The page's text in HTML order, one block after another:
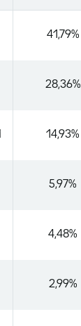
41,79%
28,36%
14,93%
5,97%
4,48%
2,99%